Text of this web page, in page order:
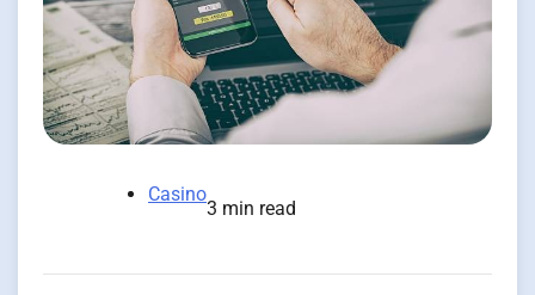
Casino
3 min read